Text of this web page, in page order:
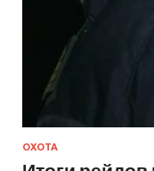
ОХОТА